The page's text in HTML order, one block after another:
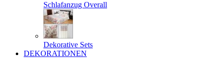
Schlafanzug Overall
Dekorative Sets
DEKORATIONEN